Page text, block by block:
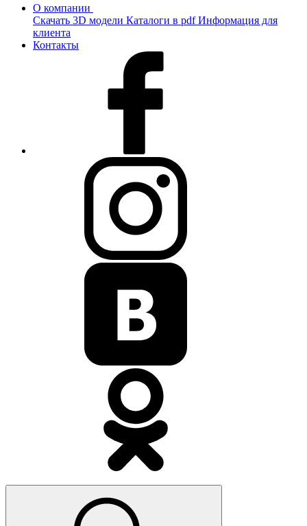
О компании
Скачать 3D модели Каталоги в pdf Информация для
клиента
Контакты